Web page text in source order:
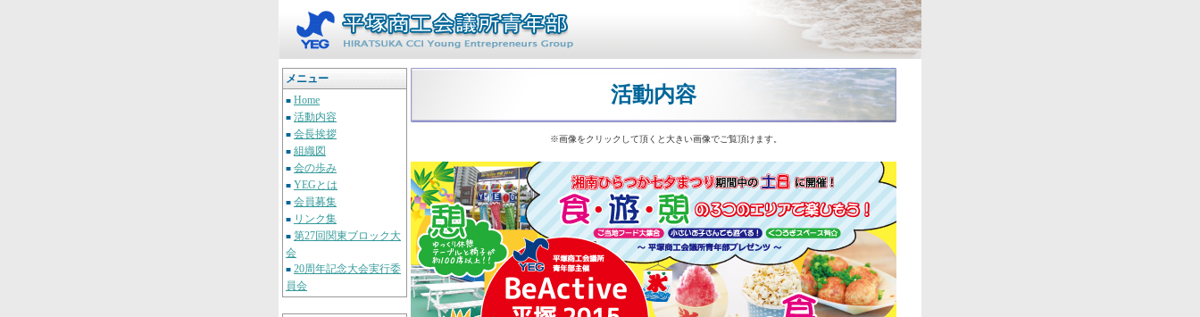
メニュー
■ Home
■ 活動内容
■ 会長挨拶
■ 組織図
■ 会の歩み
■ YEGとは
■ 会員募集
■ リンク集
■ 第27回関東ブロック大
会
■ 20周年記念大会実行委
員会
活動内容
※画像をクリックして頂くと大きい画像でご覧頂けます。